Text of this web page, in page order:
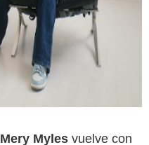
Mery Myles